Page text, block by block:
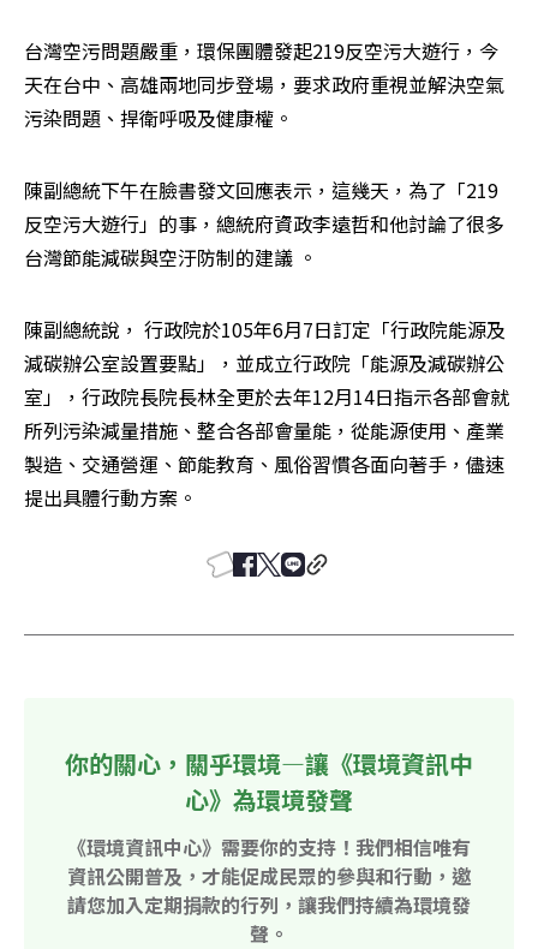
台灣空污問題嚴重，環保團體發起219反空污大遊行，今
天在台中、高雄兩地同步登場，要求政府重視並解決空氣
污染問題、捍衛呼吸及健康權。
陳副總統下午在臉書發文回應表示，這幾天，為了「219
反空污大遊行」的事，總統府資政李遠哲和他討論了很多
台灣節能減碳與空汙防制的建議 。
陳副總統說， 行政院於105年6月7日訂定「行政院能源及
減碳辦公室設置要點」，並成立行政院「能源及減碳辦公
室」，行政院長院長林全更於去年12月14日指示各部會就
所列污染減量措施、整合各部會量能，從能源使用、產業
製造、交通營運、節能教育、風俗習慣各面向著手，儘速
提出具體行動方案。
你的關心，關乎環境—讓《環境資訊中
心》為環境發聲
《環境資訊中心》需要你的支持！我們相信唯有
資訊公開普及，才能促成民眾的參與和行動，邀
請您加入定期捐款的行列，讓我們持續為環境發
聲。